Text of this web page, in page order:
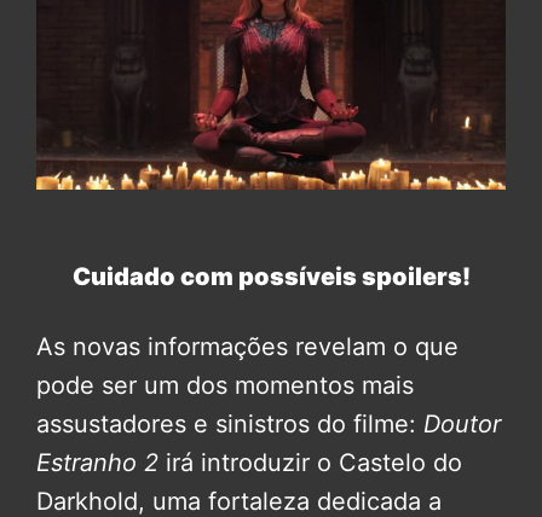
Cuidado com possíveis spoilers!
As novas informações revelam o que
pode ser um dos momentos mais
assustadores e sinistros do filme: Doutor
Estranho 2 irá introduzir o Castelo do
Darkhold, uma fortaleza dedicada a